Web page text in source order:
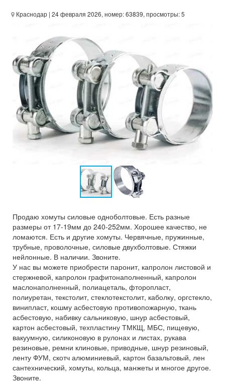
Краснодар | 24 февраля 2026, номер: 63839, просмотры: 5
Продаю хомуты силовые одноболтовые. Есть разные
размеры от 17-19мм до 240-252мм. Хорошее качество, не
ломаются. Есть и другие хомуты. Червячные, пружинные,
трубные, проволочные, силовые двухболтовые. Стяжки
нейлонные. В наличии. Звоните.
У нас вы можете приобрести паронит, капролон листовой и
стержневой, капролон графитонаполненный, капролон
маслонаполненный, полиацеталь, фторопласт,
полиуретан, текстолит, стеклотекстолит, каболку, оргстекло,
винипласт, кошму асбестовую противопожарную, ткань
асбестовую, набивку сальниковую, шнур асбестовый,
картон асбестовый, техпластину ТМКЩ, МБС, пищевую,
вакуумную, силиконовую в рулонах и листах, рукава
резиновые, ремни клиновые, приводные, шнур резиновый,
ленту ФУМ, скотч алюминиевый, картон базальтовый, лен
сантехнический, хомуты, кольца, манжеты и многое другое.
Звоните.